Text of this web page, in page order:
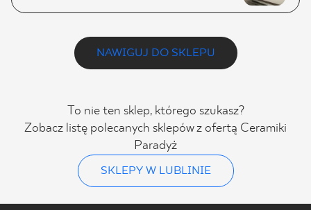
NAWIGUJ DO SKLEPU
To nie ten sklep, którego szukasz?
Zobacz listę polecanych sklepów z ofertą Ceramiki
Paradyż
SKLEPY W LUBLINIE